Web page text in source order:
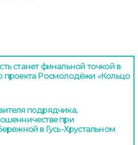
станет финальной точкой в
проекта Росмолодёжи «Кольцо
подрядчика,
при
в Гусь-Хрустальном